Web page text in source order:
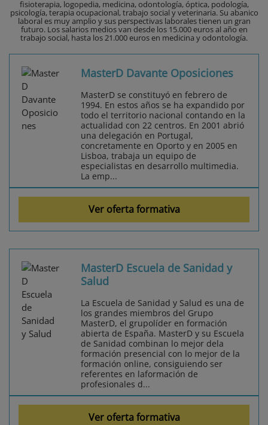
fisioterapia, logopedia, medicina, odontología, óptica, podología,
psicología, terapia ocupacional, trabajo social y veterinaria. Su abanico
laboral es muy amplio y sus perspectivas laborales tienen un gran
futuro. Los salarios medios van desde los 15.000 euros al año en
trabajo social, hasta los 21.000 euros en medicina y odontología.
MasterD Davante Oposiciones
MasterD se constituyó en febrero de
1994. En estos años se ha expandido por
todo el territorio nacional contando en la
actualidad con 22 centros. En 2001 abrió
una delegación en Portugal,
concretamente en Oporto y en 2005 en
Lisboa, trabaja un equipo de
especialistas en desarrollo multimedia.
La emp...
Ver oferta formativa
MasterD Escuela de Sanidad y
Salud
La Escuela de Sanidad y Salud es una de
los grandes miembros del Grupo
MasterD, el grupolíder en formación
abierta de España. MasterD y su Escuela
de Sanidad combinan lo mejor dela
formación presencial con lo mejor de la
formación online, consiguiendo ser
referentes en laformación de
profesionales d...
Ver oferta formativa